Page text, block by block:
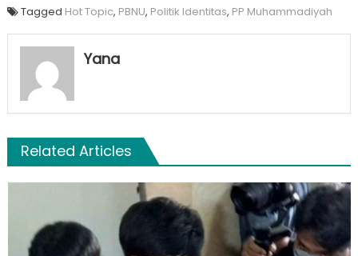
Tagged Hot Topic, PBNU, Politik Identitas, PP Muhammadiyah
Yana
Related Articles